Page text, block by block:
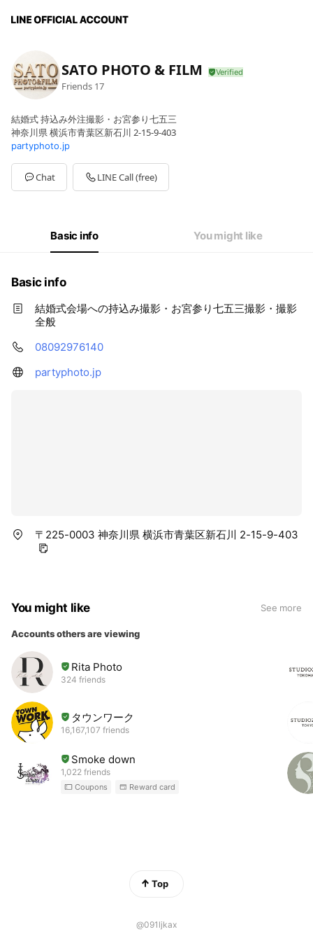
SATO PHOTO & FILM
Friends 17
結婚式 持込み外注撮影・お宮参り七五三
神奈川県 横浜市青葉区新石川 2-15-9-403
partyphoto.jp
Chat LINE Call (free)
Basic info You might like
Basic info
結婚式会場への持込み撮影・お宮参り七五三撮影・撮影
全般
08092976140
partyphoto.jp
〒225-0003 神奈川県 横浜市青葉区新石川 2-15-9-403
You might like See more
Accounts others are viewing
Rita Photo
324 friends
タウンワーク
16,167,107 friends
Smoke down
1,022 friends
Coupons Reward card
Top
@091ljkax